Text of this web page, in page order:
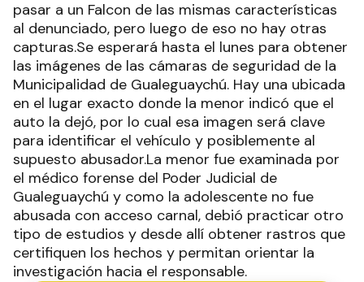
pasar a un Falcon de las mismas características
al denunciado, pero luego de eso no hay otras
capturas.Se esperará hasta el lunes para obtener
las imágenes de las cámaras de seguridad de la
Municipalidad de Gualeguaychú. Hay una ubicada
en el lugar exacto donde la menor indicó que el
auto la dejó, por lo cual esa imagen será clave
para identificar el vehículo y posiblemente al
supuesto abusador.La menor fue examinada por
el médico forense del Poder Judicial de
Gualeguaychú y como la adolescente no fue
abusada con acceso carnal, debió practicar otro
tipo de estudios y desde allí obtener rastros que
certifiquen los hechos y permitan orientar la
investigación hacia el responsable.